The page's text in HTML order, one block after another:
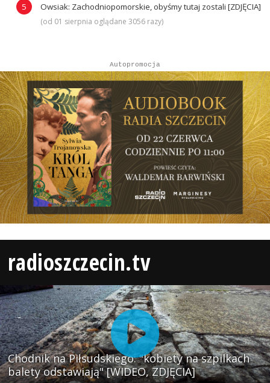
Owsiak: Zachodniopomorskie, obyśmy tutaj zostali [ZDJĘCIA]
(od 01 sierpnia oglądane 3056 razy)
Autopromocja
radioszczecin.tv
Chodnik na Piłsudskiego: "kobiety na szpilkach
balety odstawiają" [WIDEO, ZDJĘCIA]